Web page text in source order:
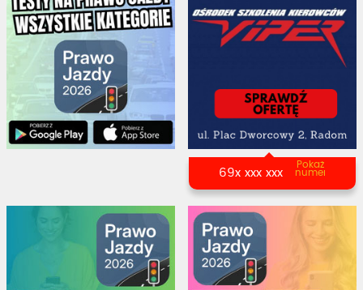
69x xxx xxx
Pokaż
numer